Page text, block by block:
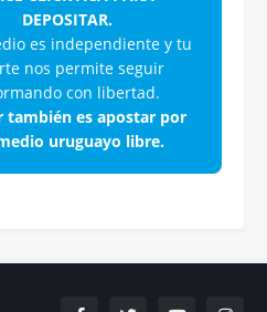
DEPOSITAR.
es independiente y tu
nos permite seguir
con libertad.
también es apostar por
uruguayo libre.